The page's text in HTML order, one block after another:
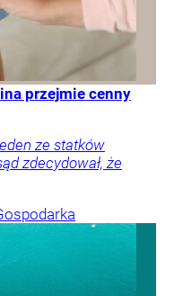
przejmie cenny
ze statków
zdecydował, że